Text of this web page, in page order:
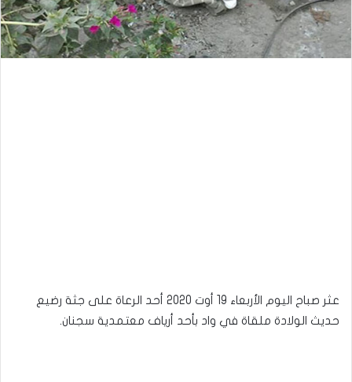
عثر صباح اليوم الأربعاء 19 أوت 2020 أحد الرعاة على جثة رضيع
حديث الولادة ملقاة في واد بأحد أرياف معتمدية سجنان.